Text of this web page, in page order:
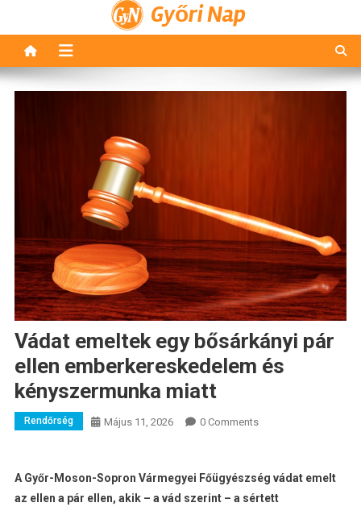
Győri Nap
Vádat emeltek egy bősár­ká­nyi pár
ellen emberkereskedelem és
kényszermunka miatt
Rendőrség Május 11, 2026 0 Comments
A Győr-Moson-Sopron Vármegyei Főügyészség vádat emelt
az ellen a pár ellen, akik – a vád szerint – a sértett